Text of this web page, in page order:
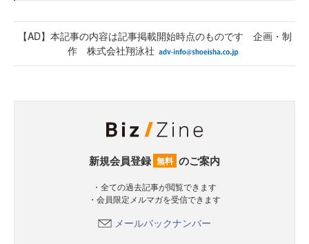
【AD】本記事の内容は記事掲載開始時点のものです 企画・制
作 株式会社翔泳社
新規会員登録 無料 のご案内
・全ての過去記事が閲覧できます
・会員限定メルマガを受信できます
メールバックナンバー